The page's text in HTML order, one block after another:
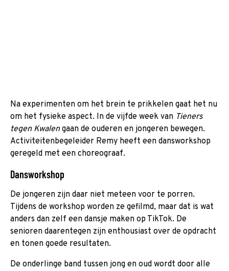
Na experimenten om het brein te prikkelen gaat het nu
om het fysieke aspect. In de vijfde week van Tieners
tegen Kwalengaan de ouderen en jongeren bewegen.
Activiteitenbegeleider Remy heeft een dansworkshop
geregeld met een choreograaf.
Dansworkshop
De jongeren zijn daar niet meteen voor te porren.
Tijdens de workshop worden ze gefilmd, maar dat is wat
anders dan zelf een dansje maken op TikTok. De
senioren daarentegen zijn enthousiast over de opdracht
en tonen goede resultaten.
De onderlinge band tussen jong en oud wordt door alle